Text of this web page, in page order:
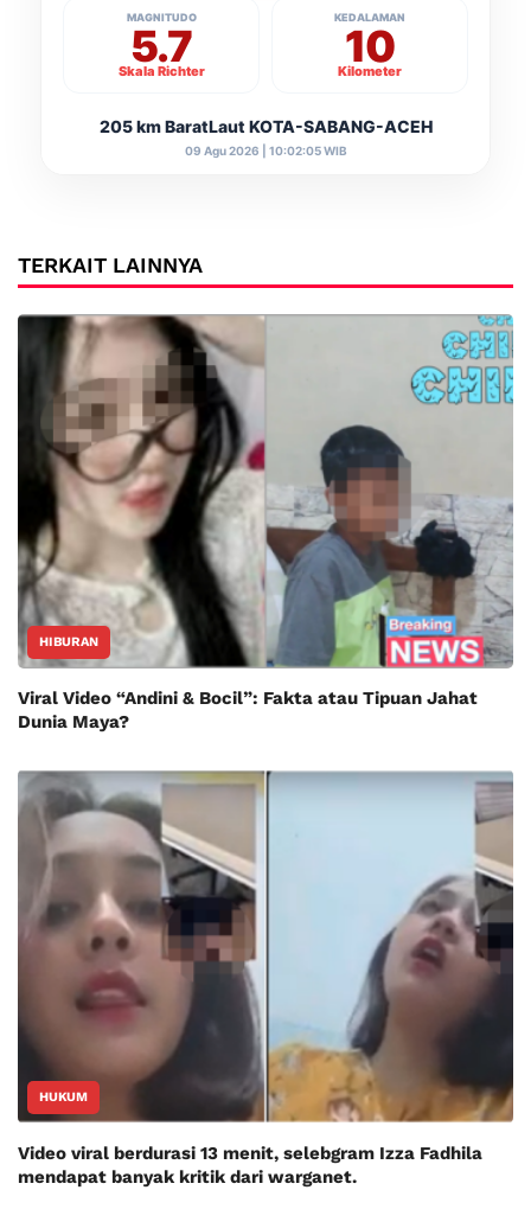
MAGNITUDO
5.7
Skala Richter
KEDALAMAN
10
Kilometer
205 km BaratLaut KOTA-SABANG-ACEH
09 Agu 2026 | 10:02:05 WIB
TERKAIT LAINNYA
HIBURAN
Viral Video “Andini & Bocil”: Fakta atau Tipuan Jahat
Dunia Maya?
HUKUM
Video viral berdurasi 13 menit, selebgram Izza Fadhila
mendapat banyak kritik dari warganet.